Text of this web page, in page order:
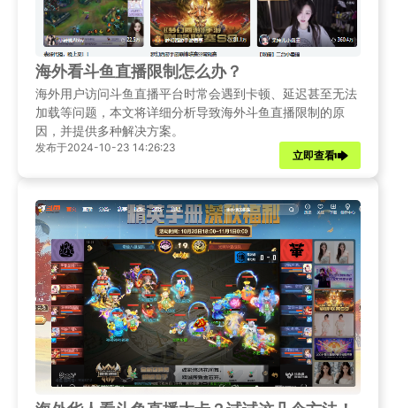
海外看斗鱼直播限制怎么办？
海外用户访问斗鱼直播平台时常会遇到卡顿、延迟甚至无法
加载等问题，本文将详细分析导致海外斗鱼直播限制的原
因，并提供多种解决方案。
发布于2024-10-23 14:26:23
立即查看